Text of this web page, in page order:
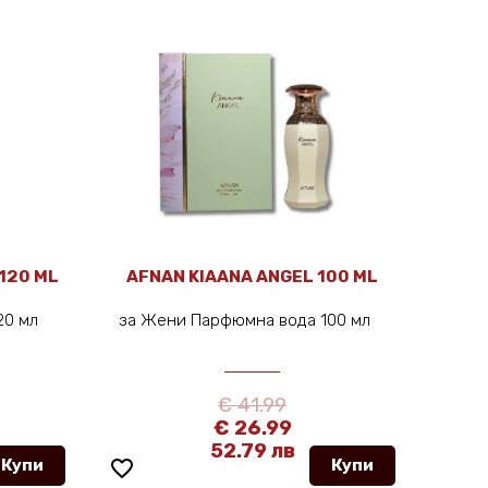
favorite_border
AFNAN KIAANA ANGEL 100 ML
Жени Парфюмна вода 100 мл
favorite_border
JOOP! JOOP!
за Мъже Парфюмна